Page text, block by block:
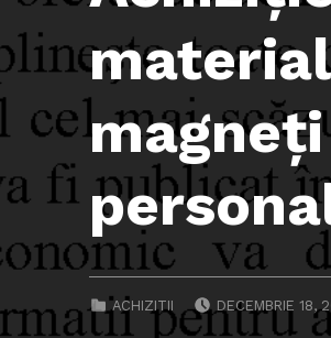
CATEGORIZED IN:
ACHIZITII DECEMBRIE 18,